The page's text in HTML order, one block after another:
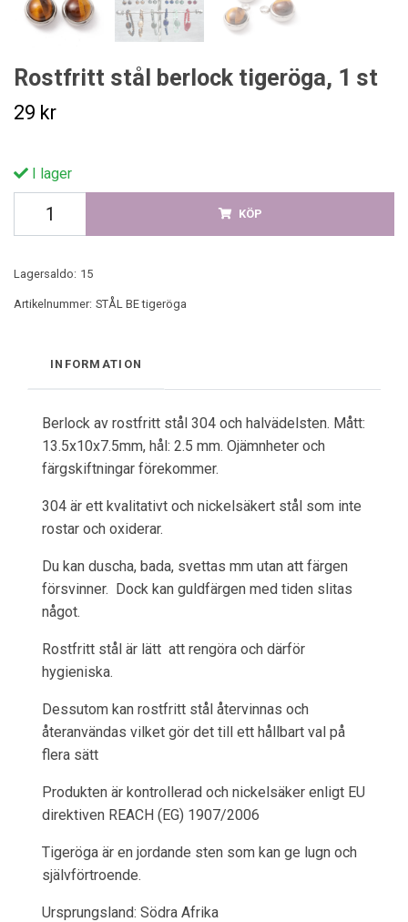
Rostfritt stål berlock tigeröga, 1 st
29 kr
I lager
KÖP
Lagersaldo: 15
Artikelnummer: STÅL BE tigeröga
INFORMATION
Berlock av rostfritt stål 304 och halvädelsten. Mått:
13.5x10x7.5mm, hål: 2.5 mm. Ojämnheter och
färgskiftningar förekommer.
304 är ett kvalitativt och nickelsäkert stål som inte
rostar och oxiderar.
Du kan duscha, bada, svettas mm utan att färgen
försvinner. Dock kan guldfärgen med tiden slitas
något.
Rostfritt stål är lätt att rengöra och därför
hygieniska.
Dessutom kan rostfritt stål återvinnas och
återanvändas vilket gör det till ett hållbart val på
flera sätt
Produkten är kontrollerad och nickelsäker enligt EU
direktiven REACH (EG) 1907/2006
Tigeröga är en jordande sten som kan ge lugn och
självförtroende.
Ursprungsland: Södra Afrika